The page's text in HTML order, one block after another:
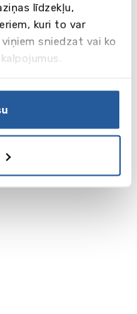
līdzekļu,
kuri to var
sniedzat vai ko